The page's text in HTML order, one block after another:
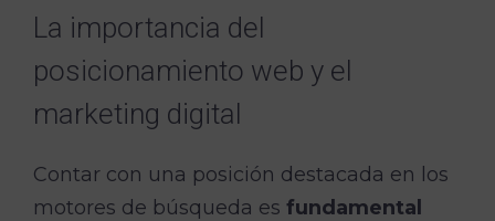
La importancia del
posicionamiento web y el
marketing digital
Contar con una posición destacada en los
motores de búsqueda es fundamental